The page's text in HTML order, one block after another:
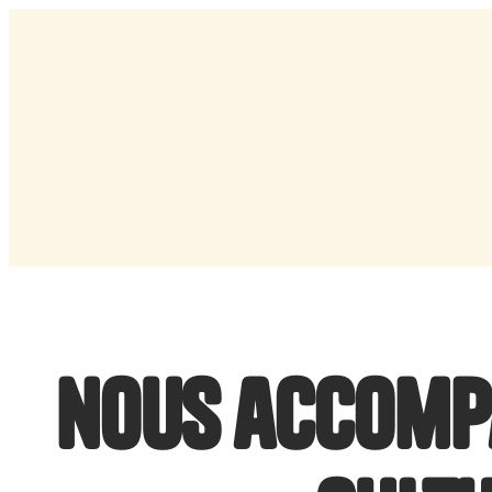
nous